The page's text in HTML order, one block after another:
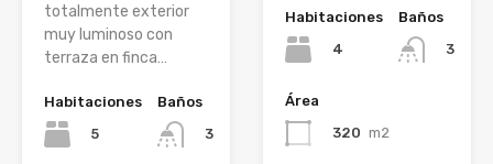
totalmente exterior
muy luminoso con
terraza en finca…
Habitaciones
5
Baños
3
Habitaciones
4
Baños
3
Área
320 m2